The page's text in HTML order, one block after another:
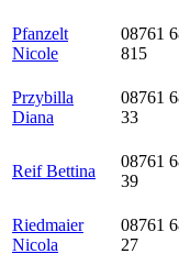
Pfanzelt
Nicole
08761
815
Przybilla
Diana
08761
33
Reif Bettina
08761
39
Riedmaier
Nicola
08761
27